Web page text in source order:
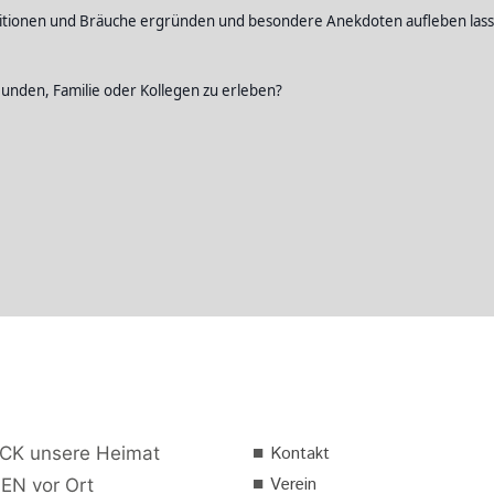
und Bräuche ergründen und besondere Anekdoten aufleben
Familie oder Kollegen zu erleben?
unsere Heimat
vor Ort
■ Kontakt
■ Verein